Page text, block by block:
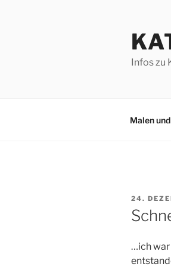
Infos zu
Malen
AM
24.
…ich war